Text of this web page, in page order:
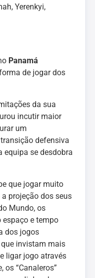
Yerenkyi,
Panamá
de jogar dos
da sua
incutir maior
um
defensiva
equipa se desdobra
que jogar muito
projeção dos seus
Mundo, os
espaço e tempo
dos jogos
invistam mais
ligar jogo através
os “Canaleros”